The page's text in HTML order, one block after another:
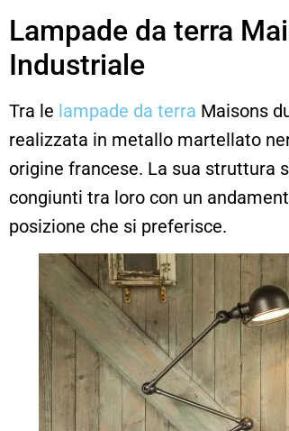
Lampade da terra
Industriale
Tra le lampade da terra Maisons
realizzata in metallo martellato
origine francese. La sua struttura
congiunti tra loro con un
posizione che si preferisce.